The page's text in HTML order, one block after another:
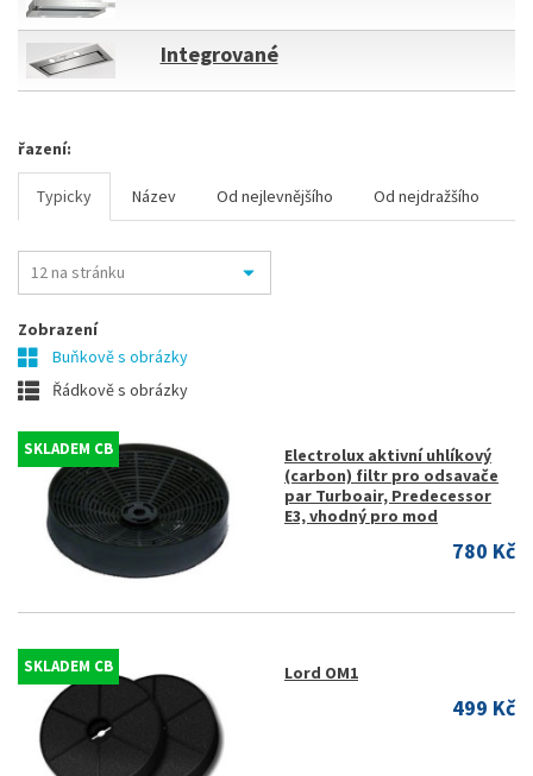
Integrované
řazení:
Typicky Název Od nejlevnějšího Od nejdražšího
Zobrazení
Buňkově s obrázky
Řádkově s obrázky
SKLADEM CB
Electrolux aktivní uhlíkový
(carbon) filtr pro odsavače
par Turboair, Predecessor
E3, vhodný pro mod
780 Kč
SKLADEM CB Lord OM1
499 Kč